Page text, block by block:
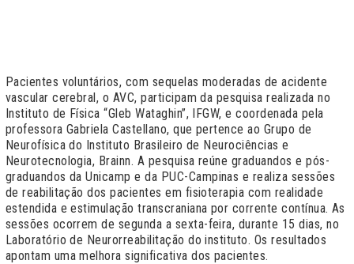
Pacientes voluntários, com sequelas moderadas de acidente
vascular cerebral, o AVC, participam da pesquisa realizada no
Instituto de Física “Gleb Wataghin”, IFGW, e coordenada pela
professora Gabriela Castellano, que pertence ao Grupo de
Neurofísica do Instituto Brasileiro de Neurociências e
Neurotecnologia, Brainn. A pesquisa reúne graduandos e pós-
graduandos da Unicamp e da PUC-Campinas e realiza sessões
de reabilitação dos pacientes em fisioterapia com realidade
estendida e estimulação transcraniana por corrente contínua. As
sessões ocorrem de segunda a sexta-feira, durante 15 dias, no
Laboratório de Neurorreabilitação do instituto. Os resultados
apontam uma melhora significativa dos pacientes.